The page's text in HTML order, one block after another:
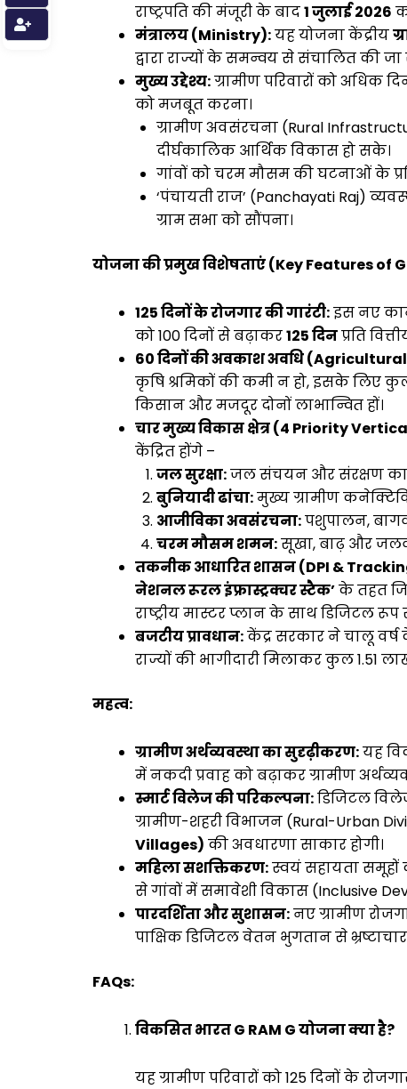
राष्ट्रपति की मंजूरी के बाद1 जुलाई 2026
मंत्रालय (Ministry):यह योजना केंद्रीय
द्वारा राज्यों के समन्वय से संचालित की जा
मुख्य उद्देश्य:ग्रामीण परिवारों को अधिक
को मजबूत करना।
ग्रामीण अवसंरचना (Rural
दीर्घकालिक आर्थिक विकास हो सके।
गांवों को चरम मौसम की घटनाओं के
‘पंचायती राज’ (Panchayati Raj)
ग्राम सभा को सौंपना।
योजना की प्रमुख विशेषताएं (Key Features of
125 दिनों के रोजगार की गारंटी:इस नए
को 100 दिनों से बढ़ाकर125 दिनप्रति
60 दिनों की अवकाश अवधि
कृषि श्रमिकों की कमी न हो, इसके लिए
किसान और मजदूर दोनों लाभान्वित हों।
चार मुख्य विकास क्षेत्र (4 Priority
केंद्रित होंगे –
जल सुरक्षा:जल संचयन और संरक्षण
बुनियादी ढांचा:मुख्य ग्रामीण
आजीविका अवसंरचना:पशुपालन,
चरम मौसम शमन:सूखा, बाढ़ और
तकनीक आधारित शासन (DPI &
नेशनल रूरल इंफ्रास्ट्रक्चर स्टैक’के तहत
राष्ट्रीय मास्टर प्लान के साथ डिजिटल
बजटीय प्रावधान:केंद्र सरकार ने चालू
राज्यों की भागीदारी मिलाकर कुल ₹1.51
महत्व:
ग्रामीण अर्थव्यवस्था का सुदृढ़ीकरण:यह
में नकदी प्रवाह को बढ़ाकर ग्रामीण
स्मार्ट विलेज की परिकल्पना:डिजिटल
ग्रामीण-शहरी विभाजन (Rural-Urban
Villages) की अवधारणा साकार होगी।
महिला सशक्तिकरण:स्वयं सहायता समूहों
से गांवों में समावेशी विकास (Inclusive
पारदर्शिता और सुशासन:नए ग्रामीण
पाक्षिक डिजिटल वेतन भुगतान से
FAQs:
विकसित भारत G RAM G योजना क्या है?
यह ग्रामीण परिवारों को 125 दिनों के